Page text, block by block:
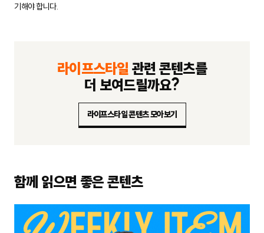
기해야 합니다.
라이프스타일 관련 콘텐츠를
더 보여드릴까요?
라이프스타일 콘텐츠 모아보기
함께 읽으면 좋은 콘텐츠